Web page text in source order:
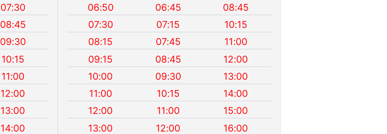
07:30
08:45
09:30
10:15
11:00
12:00
13:00
14:00
06:50
06:45
08:45
07:30
07:15
10:15
08:15
07:45
11:00
09:15
08:45
12:00
10:00
09:30
13:00
11:00
10:15
14:00
12:00
11:00
15:00
13:00
12:00
16:00